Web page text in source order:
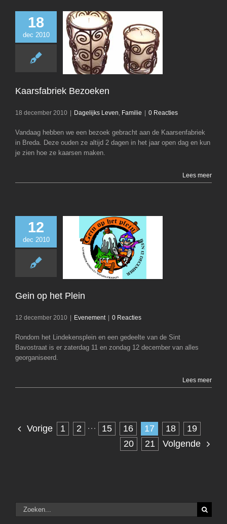
18
dec 2010
Kaarsfabriek Bezoeken
18 december 2010 Dagelijks Leven, Familie 0 Reacties
Vandaag hebben we een bezoek gebracht aan de Kaarsenfabriek
in Breda. Deze ouden ze altijd 2 dagen in het jaar open dag en kun
je zien hoe ze kaarsen maken.
Lees meer
12
dec 2010
Gein op het Plein
12 december 2010 Evenement 0 Reacties
Rondom het Lindekensplein en een gedeelte van de Sint
Bavostraat is er zaterdag 11 en zondag 12 december van alles
georganiseerd.
Lees meer
Vorige 1 2 ··· 15 16 17 18
19
20
21 Volgende
Zoeken
naar: